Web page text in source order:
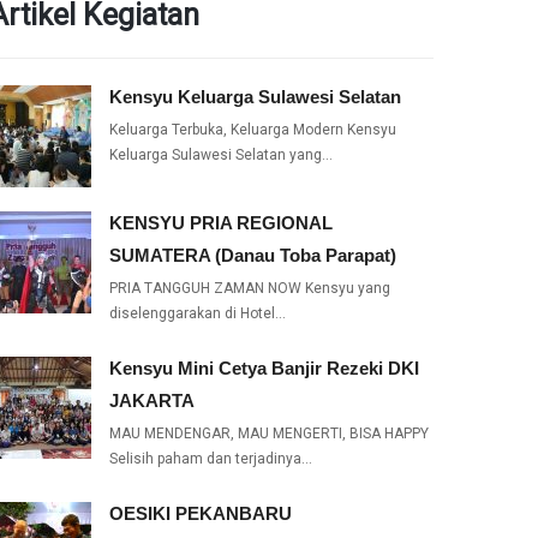
Kegiatan
Kensyu Keluarga Sulawesi Selatan
Keluarga Terbuka, Keluarga Modern Kensyu
Keluarga Sulawesi Selatan yang…
KENSYU PRIA REGIONAL
SUMATERA (Danau Toba Parapat)
PRIA TANGGUH ZAMAN NOW Kensyu yang
diselenggarakan di Hotel…
Kensyu Mini Cetya Banjir Rezeki DKI
JAKARTA
MAU MENDENGAR, MAU MENGERTI, BISA HAPPY
Selisih paham dan terjadinya…
OESIKI PEKANBARU